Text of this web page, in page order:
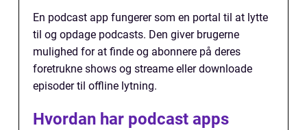
En podcast app fungerer som en portal til at lytte
til og opdage podcasts. Den giver brugerne
mulighed for at finde og abonnere på deres
foretrukne shows og streame eller downloade
episoder til offline lytning.
Hvordan har podcast apps